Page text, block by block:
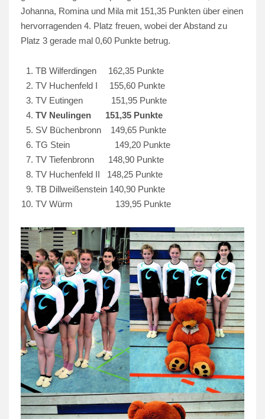
Johanna, Romina und Mila mit 151,35 Punkten über einen
hervorragenden 4. Platz freuen, wobei der Abstand zu
Platz 3 gerade mal 0,60 Punkte betrug.
TB Wilferdingen 162,35 Punkte
TV Huchenfeld I 155,60 Punkte
TV Eutingen 151,95 Punkte
TV Neulingen 151,35 Punkte
SV Büchenbronn 149,65 Punkte
TG Stein 149,20 Punkte
TV Tiefenbronn 148,90 Punkte
TV Huchenfeld II 148,25 Punkte
TB Dillweißenstein 140,90 Punkte
TV Würm 139,95 Punkte